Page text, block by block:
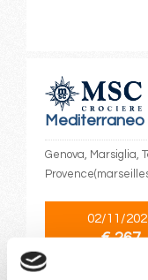
Mediterraneo
Genova, Marsiglia,
02/11/
€ 267